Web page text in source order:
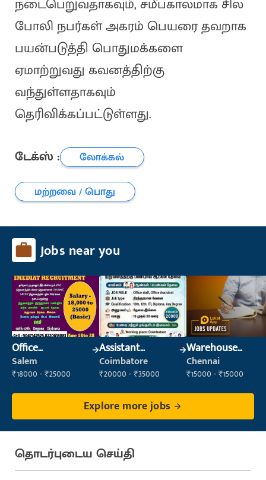
நடைபெறுவதாகவும், சமீபகாலமாக சில
போலி நபர்கள் அகரம் பெயரை தவறாக
பயன்படுத்தி பொதுமக்களை
ஏமாற்றுவது கவனத்திற்கு
வந்துள்ளதாகவும்
தெரிவிக்கப்பட்டுள்ளது.
டேக்ஸ் :
லோக்கல்
மற்றவை / பொது
Jobs near you
Office
Maintenance
Staff
Salem
₹18000 - ₹25000
Assistant
Manager
Coimbatore
₹20000 - ₹35000
Warehouse
Supervisor
(Warehouse &
Chennai
₹15000 - ₹15000
Explore more jobs
தொடர்புடைய செய்தி